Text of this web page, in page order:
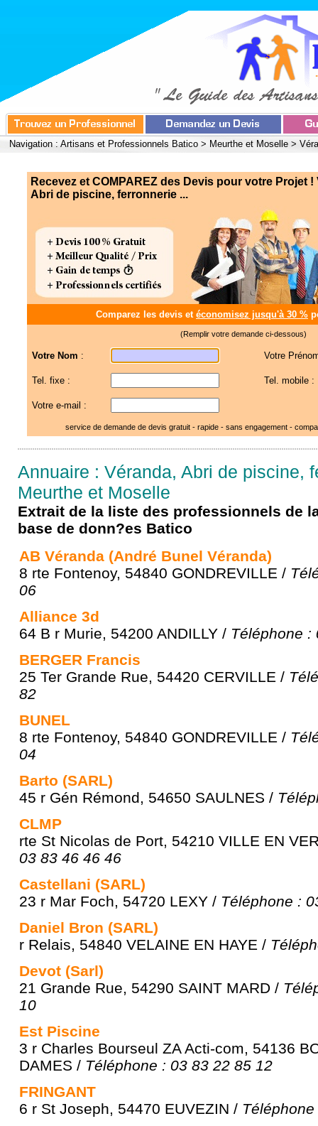
Navigation : Artisans et Professionnels Batico > Meurthe et Moselle >
Recevez et COMPAREZ des Devis pour votre Projet !
Abri de piscine, ferronnerie ...
Comparez les devis et économisez jusqu'à 30 %
(Remplir votre demande ci-dessous)
Votre Nom : Votre
Tel. fixe : Tel. mobile :
Votre e-mail :
service de demande de devis gratuit - rapide - sans engagement -
Annuaire : Véranda, Abri de piscine,
Meurthe et Moselle
Extrait de la liste des professionnels de
base de donn?es Batico
AB Véranda (André Bunel Véranda)
8 rte Fontenoy, 54840 GONDREVILLE /
06
Alliance 3d
64 B r Murie, 54200 ANDILLY / Téléphone :
BERGER Francis
25 Ter Grande Rue, 54420 CERVILLE /
82
BUNEL
8 rte Fontenoy, 54840 GONDREVILLE /
04
Barto (SARL)
45 r Gén Rémond, 54650 SAULNES /
CLMP
rte St Nicolas de Port, 54210 VILLE EN
03 83 46 46 46
Castellani (SARL)
23 r Mar Foch, 54720 LEXY / Téléphone :
Daniel Bron (SARL)
r Relais, 54840 VELAINE EN HAYE /
Devot (Sarl)
21 Grande Rue, 54290 SAINT MARD /
10
Est Piscine
3 r Charles Bourseul ZA Acti-com, 54136
DAMES / Téléphone : 03 83 22 85 12
FRINGANT
6 r St Joseph, 54470 EUVEZIN /